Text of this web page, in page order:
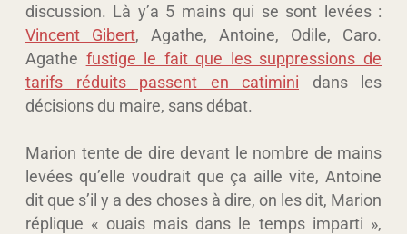
discussion. Là y’a 5 mains qui se sont levées :
Vincent Gibert, Agathe, Antoine, Odile, Caro.
Agathe fustige le fait que les suppressions de
tarifs réduits passent en catimini dans les
décisions du maire, sans débat.
Marion tente de dire devant le nombre de mains
levées qu’elle voudrait que ça aille vite, Antoine
dit que s’il y a des choses à dire, on les dit, Marion
réplique « ouais mais dans le temps imparti »,